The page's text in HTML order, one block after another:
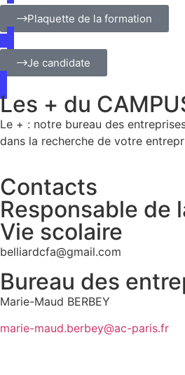
Plaquette de la formation
Je candidate
Les + du
Le + : notre bureau des
dans la recherche de votre
Contacts
Responsable de
Vie scolaire
belliardcfa@gmail.com
Bureau des
Marie-Maud BERBEY
marie-maud.berbey@ac-paris.fr